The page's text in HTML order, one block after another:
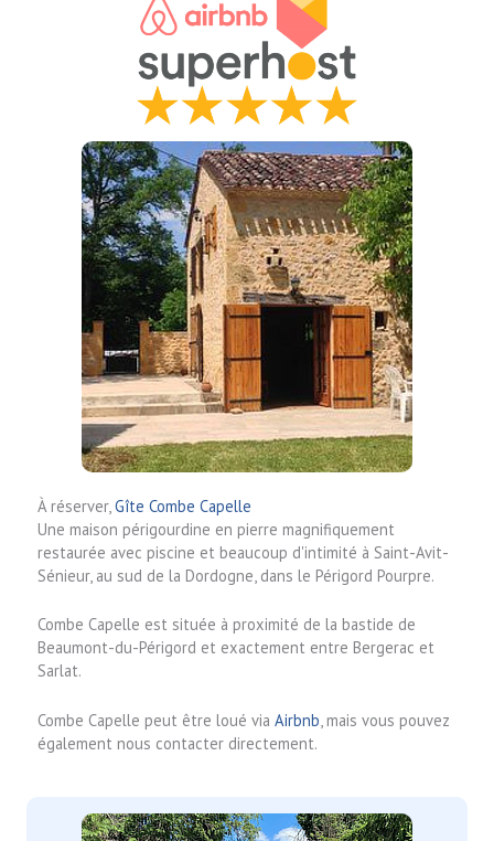
À réserver,Gîte Combe Capelle
Une maison périgourdine en pierre magnifiquement
restaurée avec piscine et beaucoup d'intimité à Saint-Avit-
Sénieur, au sud de la Dordogne, dans le Périgord Pourpre.
Combe Capelle est située à proximité de la bastide de
Beaumont-du-Périgord et exactement entre Bergerac et
Sarlat.
Combe Capelle peut être loué via Airbnb , mais vous pouvez
également nous contacter directement.